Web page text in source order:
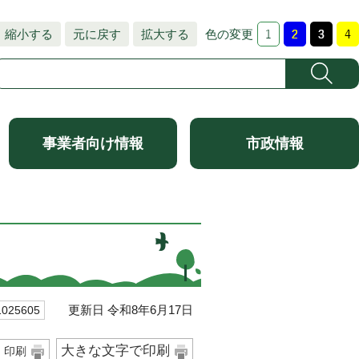
縮小する 元に戻す 拡大する 色の変更
事業者向け情報 市政情報
更新日 令和8年6月17日
印刷 大きな文字で印刷